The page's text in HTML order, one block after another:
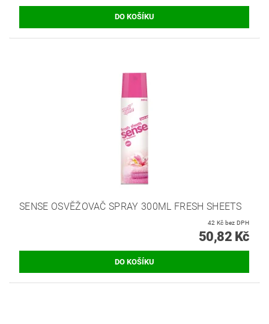
SENSE OSVĚŽOVAČ SPRAY 300ML FRESH SHEETS
42 Kč bez DPH
50,82 Kč